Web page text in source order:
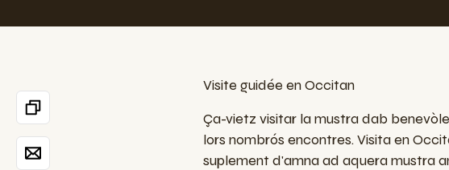
Visite guidée en Occitan
Ça-vietz visitar la mustra dab
lors nombrós encontres. Visita en
suplement d'amna ad aquera mustra